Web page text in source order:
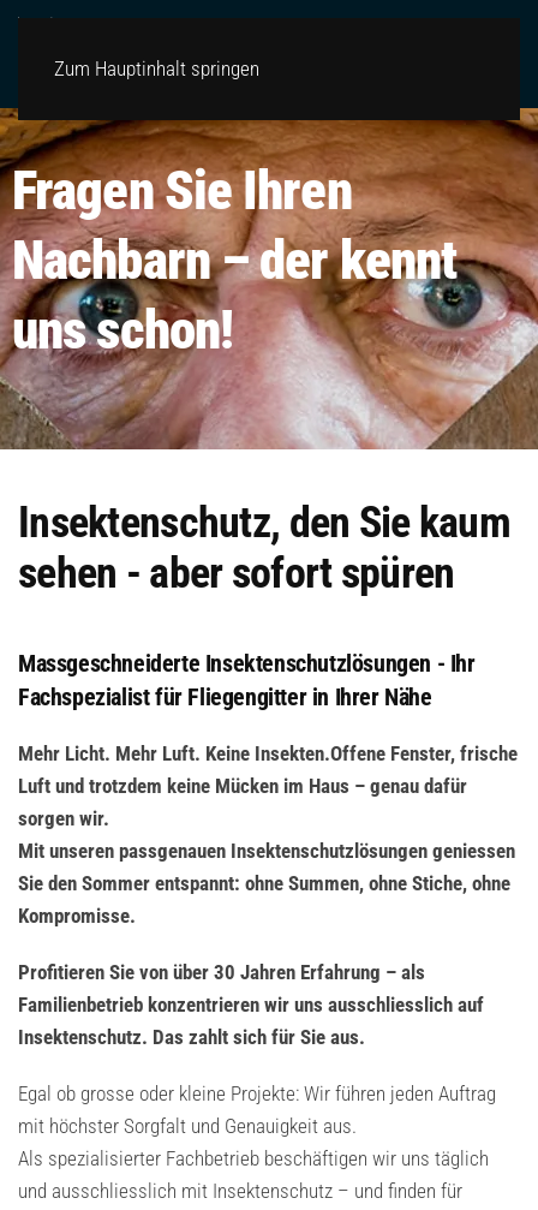
Zum Hauptinhalt springen
Fragen Sie Ihren
Nachbarn – der kennt
uns schon!
Insektenschutz, den Sie kaum
sehen - aber sofort spüren
Massgeschneiderte Insektenschutzlösungen - Ihr
Fachspezialist für Fliegengitter in Ihrer Nähe
Mehr Licht. Mehr Luft. Keine Insekten.Offene Fenster, frische
Luft und trotzdem keine Mücken im Haus – genau dafür
sorgen wir.
Mit unseren passgenauen Insektenschutzlösungen geniessen
Sie den Sommer entspannt: ohne Summen, ohne Stiche, ohne
Kompromisse.
Profitieren Sie von über 30 Jahren Erfahrung – als
Familienbetrieb konzentrieren wir uns ausschliesslich auf
Insektenschutz. Das zahlt sich für Sie aus.
Egal ob grosse oder kleine Projekte: Wir führen jeden Auftrag
mit höchster Sorgfalt und Genauigkeit aus.
Als spezialisierter Fachbetrieb beschäftigen wir uns täglich
und ausschliesslich mit Insektenschutz – und finden für